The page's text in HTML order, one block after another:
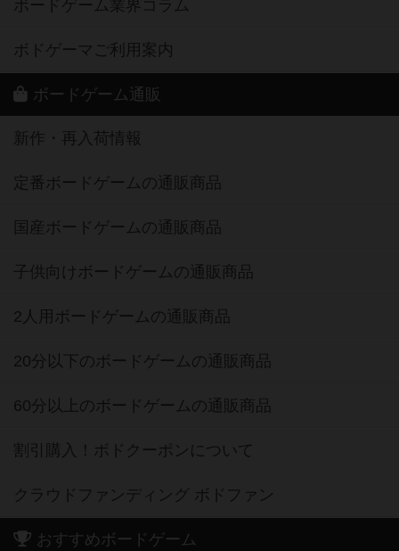
ボードゲーム業界コラム
ボドゲーマご利用案内
ボードゲーム通販
新作・再入荷情報
定番ボードゲームの通販商品
国産ボードゲームの通販商品
子供向けボードゲームの通販商品
2人用ボードゲームの通販商品
20分以下のボードゲームの通販商品
60分以上のボードゲームの通販商品
割引購入！ボドクーポンについて
クラウドファンディング ボドファン
おすすめボードゲーム